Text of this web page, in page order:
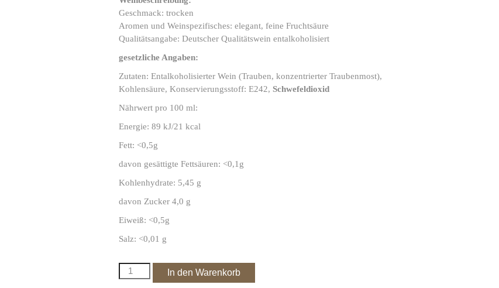
Geschmack: trocken
Aromen und Weinspezifisches: elegant, feine Fruchtsäure
Qualitätsangabe: Deutscher Qualitätswein entalkoholisiert
gesetzliche Angaben:
Zutaten: Entalkoholisierter Wein (Trauben, konzentrierter Traubenmost),
Kohlensäure, Konservierungsstoff: E242, Schwefeldioxid
Nährwert pro 100 ml:
Energie: 89 kJ/21 kcal
Fett: <0,5g
davon gesättigte Fettsäuren: <0,1g
Kohlenhydrate: 5,45 g
davon Zucker 4,0 g
Eiweiß: <0,5g
Salz: <0,01 g
Riesling
entalkoholisiert,
In den Warenkorb